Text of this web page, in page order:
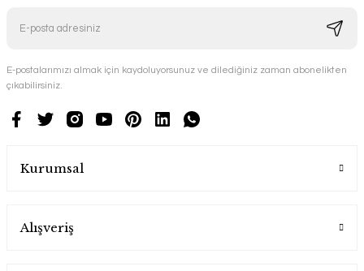
E-postalarımızı almak için kaydoluyorsunuz ve dilediğiniz zaman abonelikten
çıkabilirsiniz.
Kurumsal
Alışveriş